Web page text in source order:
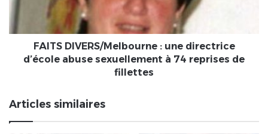
sexuellement
à
reprises
FAITS DIVERS/Melbourne : une directrice
d’école abuse sexuellement à 74 reprises de
fillettes
Articles similaires